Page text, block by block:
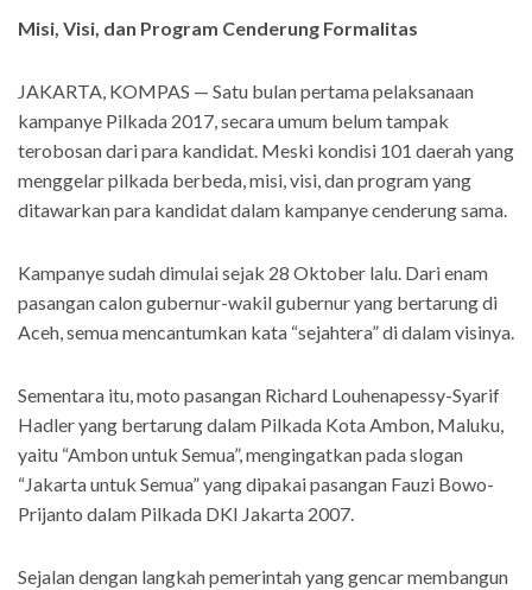
Misi, Visi, dan Program Cenderung Formalitas
JAKARTA, KOMPAS — Satu bulan pertama pelaksanaan
kampanye Pilkada 2017, secara umum belum tampak
terobosan dari para kandidat. Meski kondisi 101 daerah yang
menggelar pilkada berbeda, misi, visi, dan program yang
ditawarkan para kandidat dalam kampanye cenderung sama.
Kampanye sudah dimulai sejak 28 Oktober lalu. Dari enam
pasangan calon gubernur-wakil gubernur yang bertarung di
Aceh, semua mencantumkan kata “sejahtera” di dalam visinya.
Sementara itu, moto pasangan Richard Louhenapessy-Syarif
Hadler yang bertarung dalam Pilkada Kota Ambon, Maluku,
yaitu “Ambon untuk Semua”, mengingatkan pada slogan
“Jakarta untuk Semua” yang dipakai pasangan Fauzi Bowo-
Prijanto dalam Pilkada DKI Jakarta 2007.
Sejalan dengan langkah pemerintah yang gencar membangun